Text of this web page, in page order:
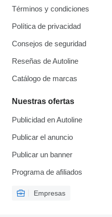
Términos y condiciones
Política de privacidad
Consejos de seguridad
Reseñas de Autoline
Catálogo de marcas
Nuestras ofertas
Publicidad en Autoline
Publicar el anuncio
Publicar un banner
Programa de afiliados
Empresas